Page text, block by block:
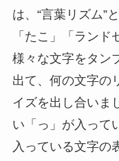
は、“言葉リズム”
「たこ」「ラン
様々な文字をタン
出て、何の文字の
イズを出し合いま
い「っ」が入って
入っている文字の